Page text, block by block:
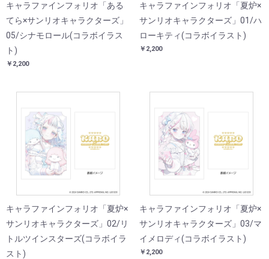
キャラファインフォリオ「ある
てら×サンリオキャラクターズ」
05/シナモロール(コラボイラス
ト)
￥2,200
キャラファインフォリオ「夏炉×
サンリオキャラクターズ」01/ハ
ローキティ(コラボイラスト)
￥2,200
キャラファインフォリオ「夏炉×
サンリオキャラクターズ」02/リ
トルツインスターズ(コラボイラ
スト)
キャラファインフォリオ「夏炉×
サンリオキャラクターズ」03/マ
イメロディ(コラボイラスト)
￥2,200